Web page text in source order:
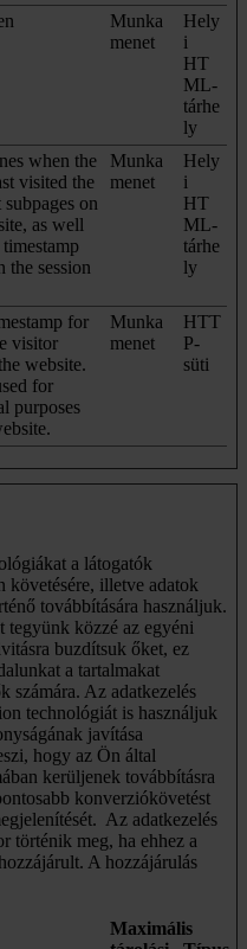
Munka
menet
Hely
i
HT
ML-
tárhe
ly
when the
visited the
on
as well
timestamp
the session
Munka
menet
Hely
i
HT
ML-
tárhe
ly
for
visitor
website.
for
purposes
Munka
menet
HTT
P-
süti
a látogatók
követésére, illetve adatok
továbbítására használjuk.
tegyünk közzé az egyéni
buzdítsuk őket, ez
a tartalmakat
számára. Az adatkezelés
technológiát is használjuk
javítása
hogy az Ön által
kerüljenek továbbításra
konverziókövetést
Az adatkezelés
történik meg, ha ehhez a
A hozzájárulás
Maximális